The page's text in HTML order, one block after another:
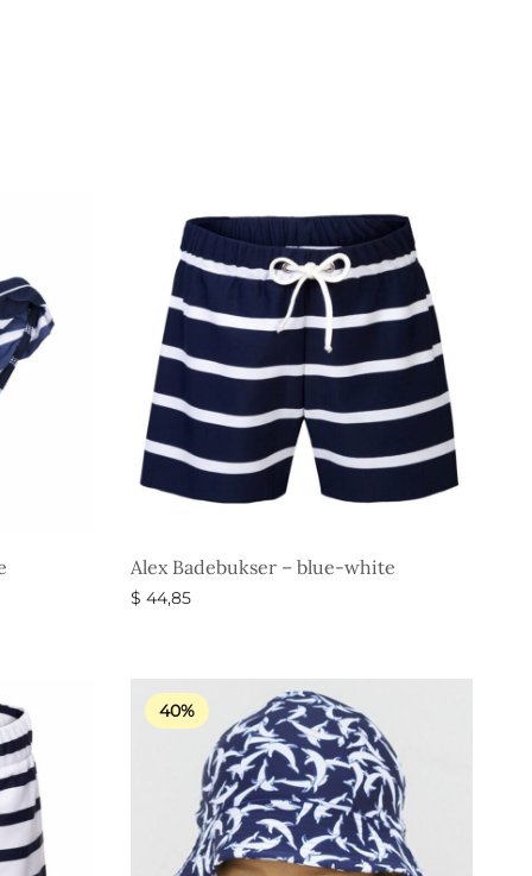
Alex Badebukser – blue-white
$ 44,85
40%